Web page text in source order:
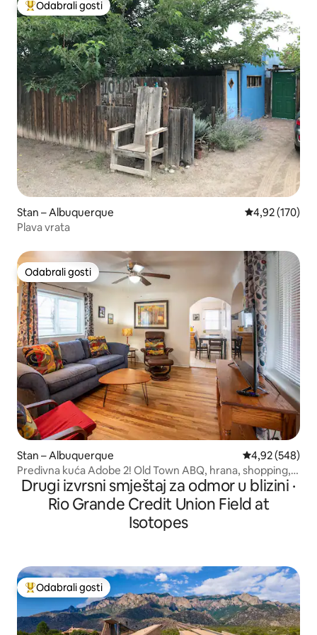
Među najviše rangiranima s oznakom „Odabrali gosti”
Odabrali gosti
Stan – Albuquerque Prosječna
4,92 (170)
Plava vrata
Odabrali gosti
Odabrali gosti
Stan – Albuquerque Prosječna
4,92 (548)
Predivna kuća Adobe 2! Old Town ABQ, hrana, shopping,
muzeji!
Drugi izvrsni smještaj za odmor u blizini ·
Rio Grande Credit Union Field at
Isotopes
Među najviše rangiranima s oznakom „Odabrali gosti”
Odabrali gosti